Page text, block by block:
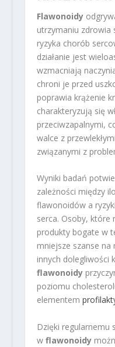
Flawonoidy
utrzymaniu zdrowia
ryzyka chorób
działanie jest
wzmacniają
chroni je przed
poprawia krążenie
charakteryzują się
przeciwzapalnymi,
walce z
związanymi z
Wyniki badań
zależności między
flawonoidów a
serca. Osoby, które
produkty bogate w
mniejsze szanse
innych dolegliwości
flawonoidy
poziomu
elementem
Dzięki regularnemu
w flawonoidy